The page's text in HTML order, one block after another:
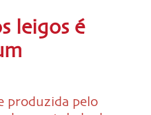
leigos é
produzida pelo